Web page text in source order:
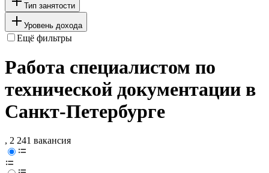
Тип занятости
Уровень дохода
Ещё фильтры
Работа специалистом по
технической документации в
Санкт-Петербурге
, 2 241 вакансия